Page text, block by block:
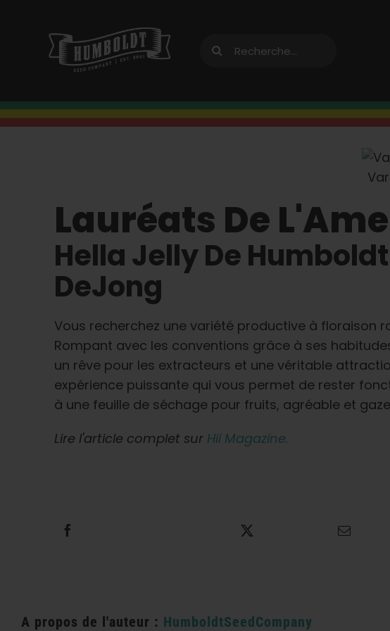
Recherche
Lauréats De
Hella Jelly De
DeJong
Vous recherchez une variété productive à floraison
Rompant avec les conventions grâce à ses
un rêve pour les extracteurs et une véritable
expérience puissante qui vous permet de rester
à une feuille de séchage pour fruits, agréable et
Lire l'article complet sur Hii Magazine.
A propos de l'auteur : HumboldtSeedCompany